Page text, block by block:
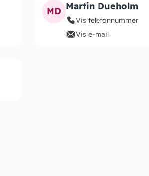
MD Martin Dueholm
Vis telefonnummer
Vis e-mail